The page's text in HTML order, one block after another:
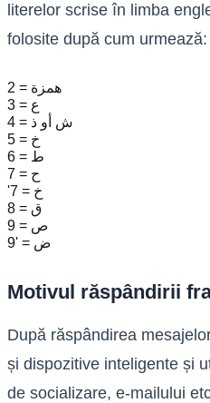
literelor scrise în limba
folosite după cum urmează:
2 = همزة
3 = ع
4 = ش أو ذ
5 = خ
6 = ط
7 = ح
'7 = خ
8 = ق
9 = ص
9' = ض
Motivul răspândirii
După răspândirea
și dispozitive inteligente și
de socializare, e-mailului